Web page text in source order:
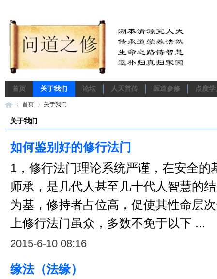
首页 关于我们 论坛 人天普传 医道参修 点度
问 ›
首页
›
关于我们
关于我们
如何鉴别好的修行法门
1，修行法门理论系统严谨，在安全的
师承，是几代人甚至几十代人智慧的
为基，修持者占位高，促使其性命层
上修行法门虽众，多数不免于以下 ...
2015-6-10 08:16
缘法（法缘）